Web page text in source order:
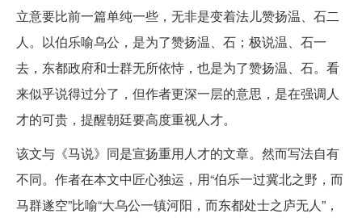
立意要比前一篇单纯一些，无非是变着法儿赞扬温、石二
人。以伯乐喻乌公，是为了赞扬温、石；极说温、石一
去，东都政府和士群无所依恃，也是为了赞扬温、石。看
来似乎说得过分了，但作者更深一层的意思，是在强调人
才的可贵，提醒朝廷要高度重视人才。
该文与《马说》同是宣扬重用人才的文章。然而写法自有
不同。作者在本文中匠心独运，用“伯乐一过冀北之野，而
马群遂空”比喻“大乌公一镇河阳，而东都处士之庐无人”，